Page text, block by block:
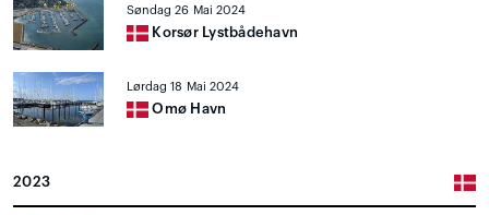
Søndag 26 Mai 2024
Korsør Lystbådehavn
Lørdag 18 Mai 2024
Omø Havn
2023